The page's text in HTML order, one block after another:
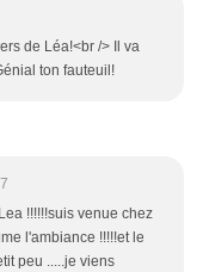
de Léa!<br /> Il va
ton fauteuil!
!!!!!!suis venue chez
l'ambiance !!!!!et le
peu .....je viens